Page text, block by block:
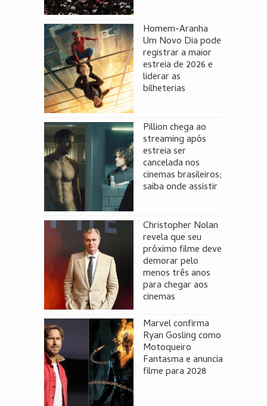
Homem-Aranha
Um Novo Dia pode
registrar a maior
estreia de 2026 e
liderar as
bilheterias
Pillion chega ao
streaming após
estreia ser
cancelada nos
cinemas brasileiros;
saiba onde assistir
Christopher Nolan
revela que seu
próximo filme deve
demorar pelo
menos três anos
para chegar aos
cinemas
Marvel confirma
Ryan Gosling como
Motoqueiro
Fantasma e anuncia
filme para 2028